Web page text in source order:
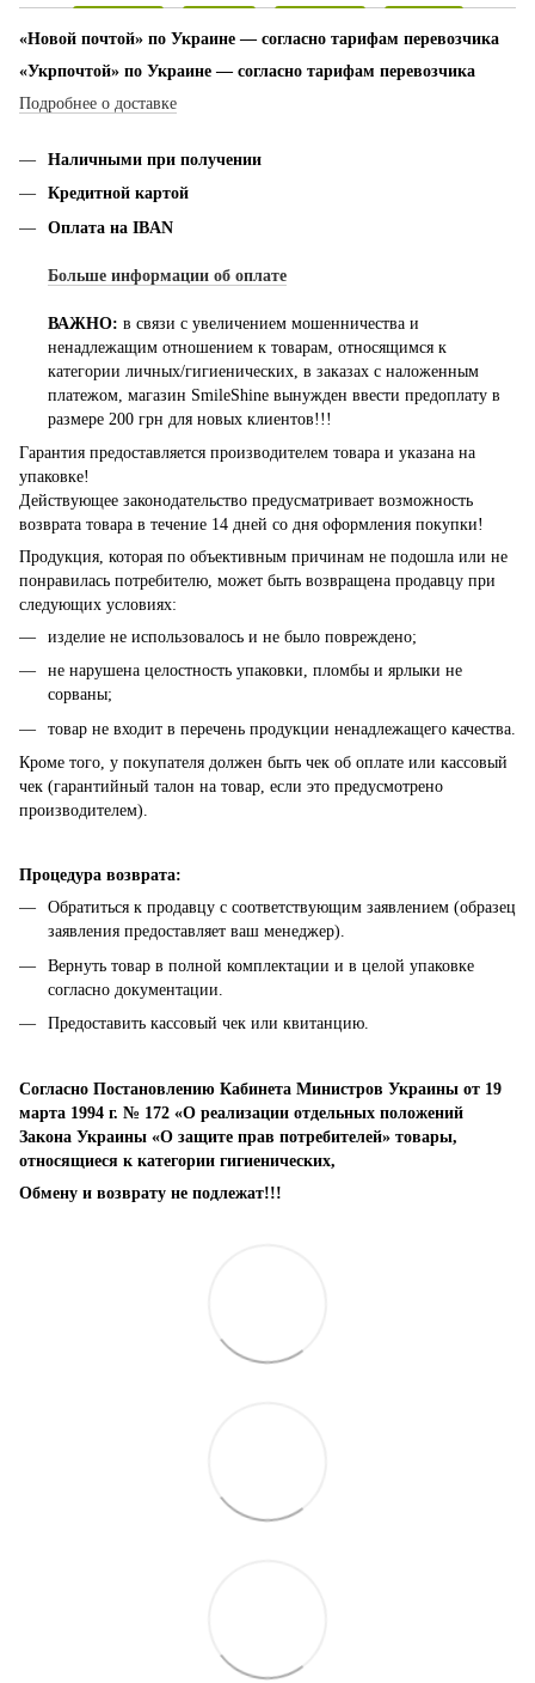
«Новой почтой» по Украине — согласно тарифам перевозчика
«Укрпочтой» по Украине — согласно тарифам перевозчика
Подробнее о доставке
Наличными при получении
Кредитной картой
Оплата на IBAN
Больше информации об оплате
ВАЖНО: в связи с увеличением мошенничества и
ненадлежащим отношением к товарам, относящимся к
категории личных/гигиенических, в заказах с наложенным
платежом, магазин SmileShine вынужден ввести предоплату в
размере 200 грн для новых клиентов!!!
Гарантия предоставляется производителем товара и указана на
упаковке!
Действующее законодательство предусматривает возможность
возврата товара в течение 14 дней со дня оформления покупки!
Продукция, которая по объективным причинам не подошла или не
понравилась потребителю, может быть возвращена продавцу при
следующих условиях:
изделие не использовалось и не было повреждено;
не нарушена целостность упаковки, пломбы и ярлыки не
сорваны;
товар не входит в перечень продукции ненадлежащего качества.
Кроме того, у покупателя должен быть чек об оплате или кассовый
чек (гарантийный талон на товар, если это предусмотрено
производителем).
Процедура возврата:
Обратиться к продавцу с соответствующим заявлением (образец
заявления предоставляет ваш менеджер).
Вернуть товар в полной комплектации и в целой упаковке
согласно документации.
Предоставить кассовый чек или квитанцию.
Согласно Постановлению Кабинета Министров Украины от 19
марта 1994 г. № 172 «О реализации отдельных положений
Закона Украины «О защите прав потребителей» товары,
относящиеся к категории гигиенических,
Обмену и возврату не подлежат!!!